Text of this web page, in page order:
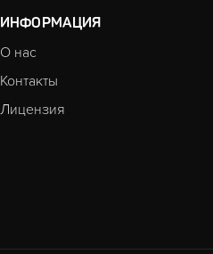
ИНФОРМАЦИЯ
О нас
Контакты
Лицензия